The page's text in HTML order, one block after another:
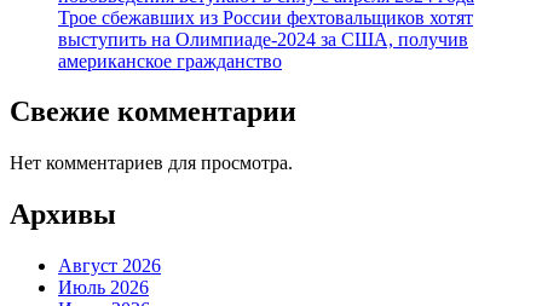
Трое сбежавших из России фехтовальщиков хотят
выступить на Олимпиаде-2024 за США, получив
американское гражданство
Свежие комментарии
Нет комментариев для просмотра.
Архивы
Август 2026
Июль 2026